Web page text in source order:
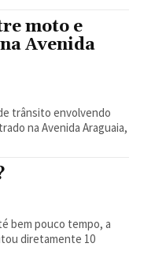
moto e
Avenida
trânsito envolvendo
na Avenida Araguaia,
bem pouco tempo, a
diretamente 10